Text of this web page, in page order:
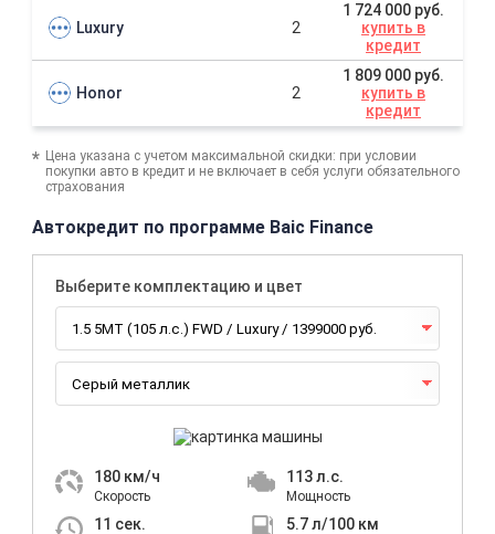
Luxury 2
1 724 000 руб.
купить в
кредит
Honor 2
1 809 000 руб.
купить в
кредит
Цена указана с учетом максимальной скидки: при условии
покупки авто в кредит и не включает в себя услуги обязательного
страхования
Автокредит по программе Baic Finance
Выберите комплектацию и цвет
180 км/ч
Скорость
113л.с.
Мощность
11 сек. 5.7л/100 км